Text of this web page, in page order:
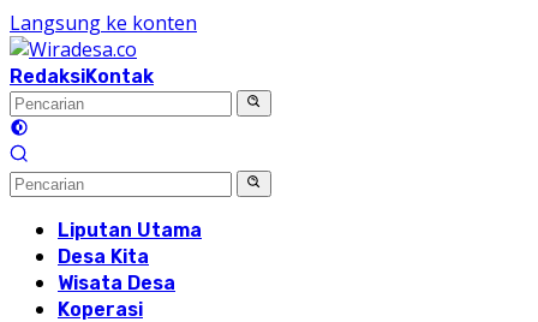
Langsung ke konten
RedaksiKontak
Liputan Utama
Desa Kita
Wisata Desa
Koperasi